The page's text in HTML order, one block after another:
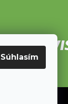
Súhlasím